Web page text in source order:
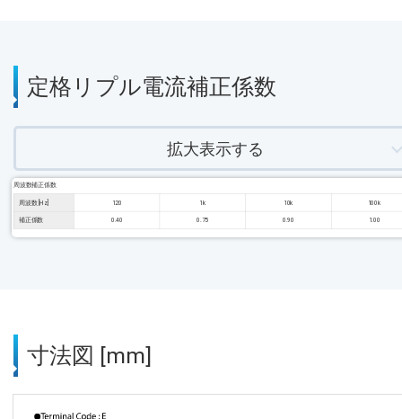
定格リプル電流補正係数
拡大表示する
周波数補正係数
周波数 [Hz] 120 1k 10k 100k
補正係数 0.40 0.75 0.90 1.00
寸法図 [mm]